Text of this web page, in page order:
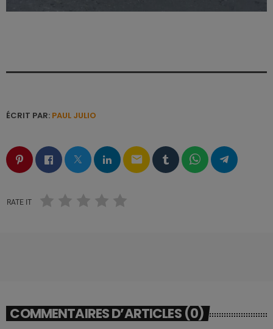
ÉCRIT PAR: PAUL JULIO
email
RATE IT
COMMENTAIRES D’ARTICLES (0)